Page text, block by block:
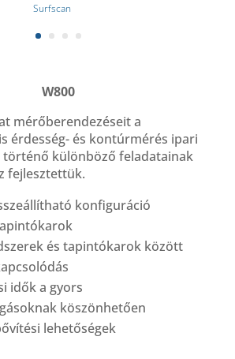
Surfscan
W800
mérőberendezéseit a
érdesség- és kontúrmérés ipari
különböző feladatainak
fejlesztettük.
konfiguráció
és tapintókarok között
idők a gyors
köszönhetően
lehetőségek